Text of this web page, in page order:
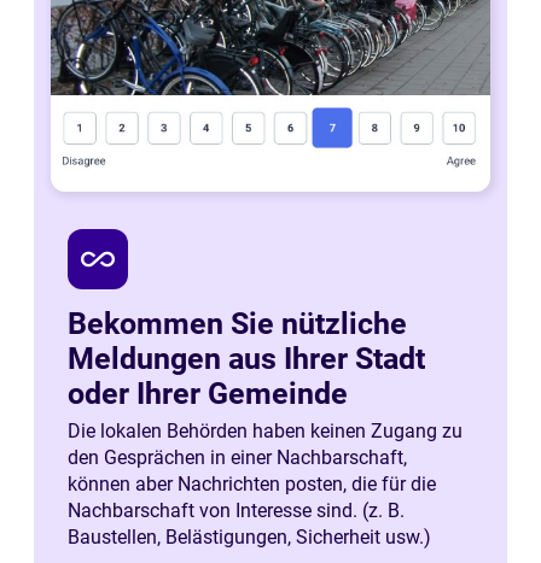
all_inclusive
Bekommen Sie nützliche
Meldungen aus Ihrer Stadt
oder Ihrer Gemeinde
Die lokalen Behörden haben keinen Zugang zu
den Gesprächen in einer Nachbarschaft,
können aber Nachrichten posten, die für die
Nachbarschaft von Interesse sind. (z. B.
Baustellen, Belästigungen, Sicherheit usw.)